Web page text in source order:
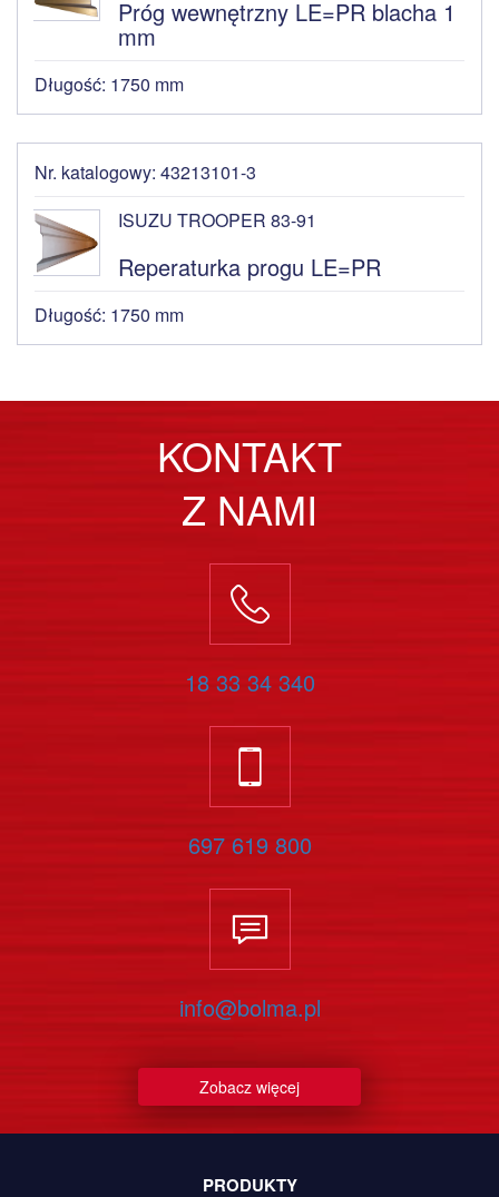
Próg wewnętrzny LE=PR blacha 1
mm
Długość: 1750 mm
Nr. katalogowy: 43213101-3
ISUZU TROOPER 83-91
Reperaturka progu LE=PR
Długość: 1750 mm
KONTAKT
Z NAMI
18 33 34 340
697 619 800
info@bolma.pl
Zobacz więcej
PRODUKTY